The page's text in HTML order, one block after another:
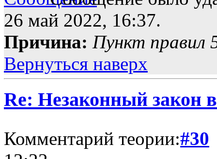
26 май 2022, 16:37.
Причина: Пункт правил
Вернуться наверх
Re: Незаконный закон
Комментарий теории:#30